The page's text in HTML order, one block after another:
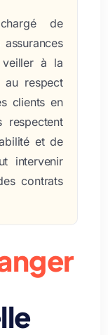
de
à la
au respect
clients en
respectent
et de
intervenir
contrats